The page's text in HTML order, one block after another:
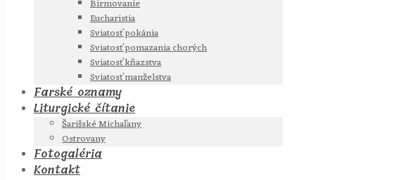
Birmovanie
Eucharistia
Sviatosť pokánia
Sviatosť pomazania chorých
Sviatosť kňazstva
Sviatosť manželstva
Farské oznamy
Liturgické čítanie
Šarišské Michaľany
Ostrovany
Fotogaléria
Kontakt